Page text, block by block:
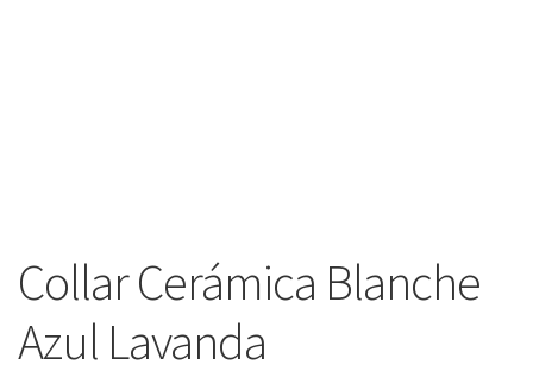
Collar Cerámica Blanche
Azul Lavanda